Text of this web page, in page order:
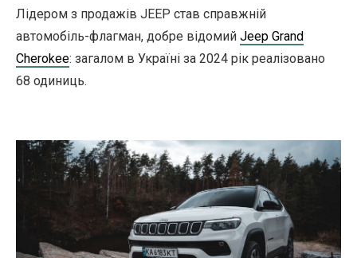
Лідером з продажів JEEP став справжній
автомобіль-флагман, добре відомий Jeep Grand
Cherokee: загалом в Україні за 2024 рік реалізовано
68 одиниць.